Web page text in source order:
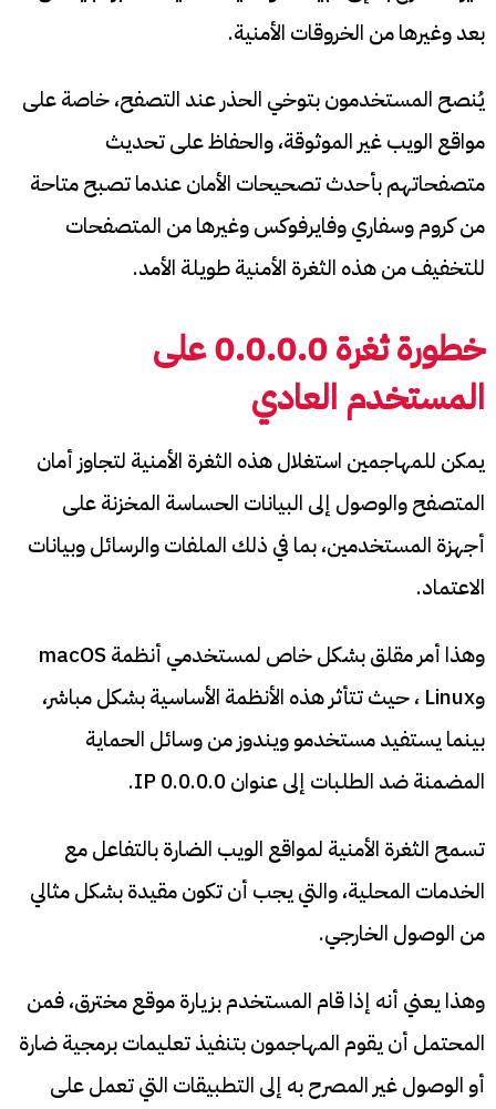
بعد وغيرها من الخروقات الأمنية.
يُنصح المستخدمون بتوخي الحذر عند التصفح، خاصة على
مواقع الويب غير الموثوقة، والحفاظ على تحديث
متصفحاتهم بأحدث تصحيحات الأمان عندما تصبح متاحة
من كروم وسفاري وفايرفوكس وغيرها من المتصفحات
للتخفيف من هذه الثغرة الأمنية طويلة الأمد.
خطورةثغرة 0.0.0.0
على
المستخدم العادي
يمكن للمهاجمين استغلال هذه الثغرة الأمنية لتجاوز أمان
المتصفح والوصول إلى البيانات الحساسة المخزنة على
أجهزة المستخدمين، بما في ذلك الملفات والرسائل وبيانات
الاعتماد.
وهذا أمر مقلق بشكل خاص لمستخدمي أنظمة macOS
وLinux ، حيث تتأثر هذه الأنظمة الأساسية بشكل مباشر،
بينما يستفيد مستخدمو ويندوز من وسائل الحماية
المضمنة ضد الطلبات إلى عنوان IP 0.0.0.0.
تسمح الثغرة الأمنية لمواقع الويب الضارة بالتفاعل مع
الخدمات المحلية، والتي يجب أن تكون مقيدة بشكل مثالي
من الوصول الخارجي.
وهذا يعني أنه إذا قام المستخدم بزيارة موقع مخترق، فمن
المحتمل أن يقوم المهاجمون بتنفيذ تعليمات برمجية ضارة
أو الوصول غير المصرح به إلى التطبيقات التي تعمل على